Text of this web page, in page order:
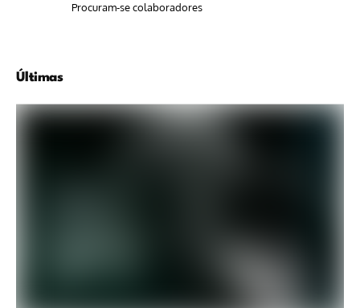
Procuram-se colaboradores
Últimas